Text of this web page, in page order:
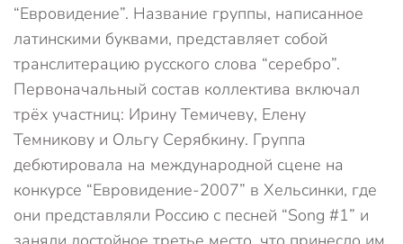
“Евровидение”. Название группы, написанное
латинскими буквами, представляет собой
транслитерацию русского слова “серебро”.
Первоначальный состав коллектива включал
трёх участниц: Ирину Темичеву, Елену
Темникову и Ольгу Серябкину. Группа
дебютировала на международной сцене на
конкурсе “Евровидение-2007” в Хельсинки, где
они представляли Россию с песней “Song #1” и